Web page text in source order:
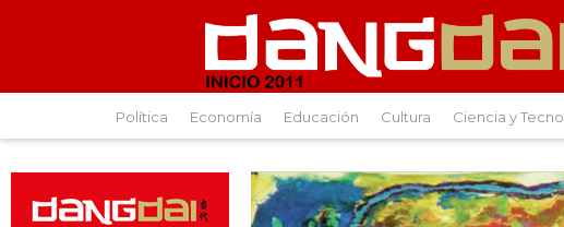
Política Economía Educación Cultura Ciencia y Tecno